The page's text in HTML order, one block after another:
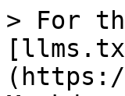
> For